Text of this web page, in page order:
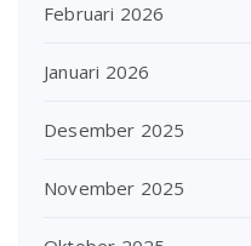
Februari 2026
Januari 2026
Desember 2025
November 2025